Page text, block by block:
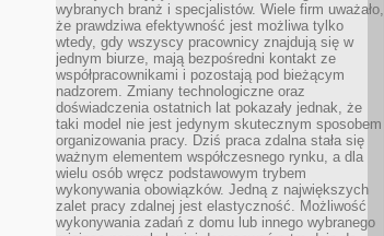
wybranych branż i specjalistów. Wiele firm uważało,
że prawdziwa efektywność jest możliwa tylko
wtedy, gdy wszyscy pracownicy znajdują się w
jednym biurze, mają bezpośredni kontakt ze
współpracownikami i pozostają pod bieżącym
nadzorem. Zmiany technologiczne oraz
doświadczenia ostatnich lat pokazały jednak, że
taki model nie jest jedynym skutecznym sposobem
organizowania pracy. Dziś praca zdalna stała się
ważnym elementem współczesnego rynku, a dla
wielu osób wręcz podstawowym trybem
wykonywania obowiązków. Jedną z największych
zalet pracy zdalnej jest elastyczność. Możliwość
wykonywania zadań z domu lub innego wybranego